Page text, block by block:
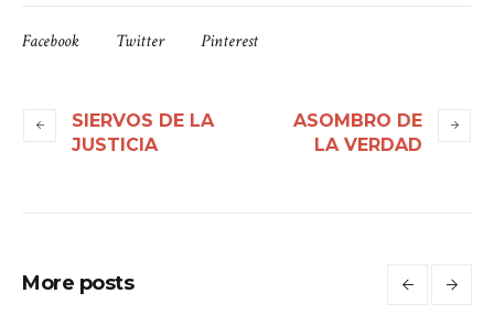
Facebook Twitter Pinterest
SIERVOS DE LA
JUSTICIA
ASOMBRO DE
LA VERDAD
More posts